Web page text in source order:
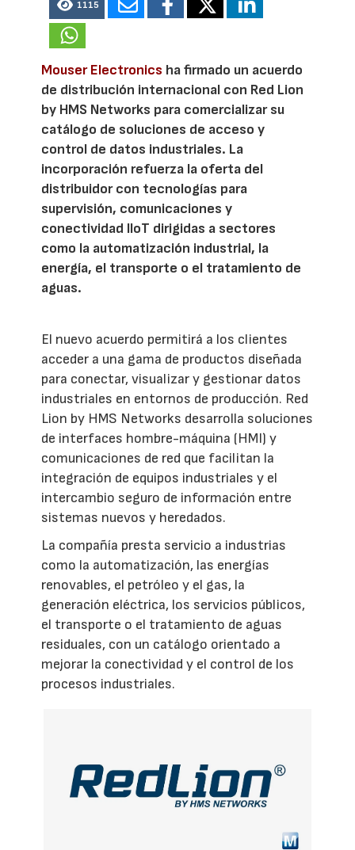
1115
Mouser Electronics ha firmado un acuerdo
de distribución internacional con Red Lion
by HMS Networks para comercializar su
catálogo de soluciones de acceso y
control de datos industriales. La
incorporación refuerza la oferta del
distribuidor con tecnologías para
supervisión, comunicaciones y
conectividad IIoT dirigidas a sectores
como la automatización industrial, la
energía, el transporte o el tratamiento de
aguas.
El nuevo acuerdo permitirá a los clientes
acceder a una gama de productos diseñada
para conectar, visualizar y gestionar datos
industriales en entornos de producción. Red
Lion by HMS Networks desarrolla soluciones
de interfaces hombre-máquina (HMI) y
comunicaciones de red que facilitan la
integración de equipos industriales y el
intercambio seguro de información entre
sistemas nuevos y heredados.
La compañía presta servicio a industrias
como la automatización, las energías
renovables, el petróleo y el gas, la
generación eléctrica, los servicios públicos,
el transporte o el tratamiento de aguas
residuales, con un catálogo orientado a
mejorar la conectividad y el control de los
procesos industriales.